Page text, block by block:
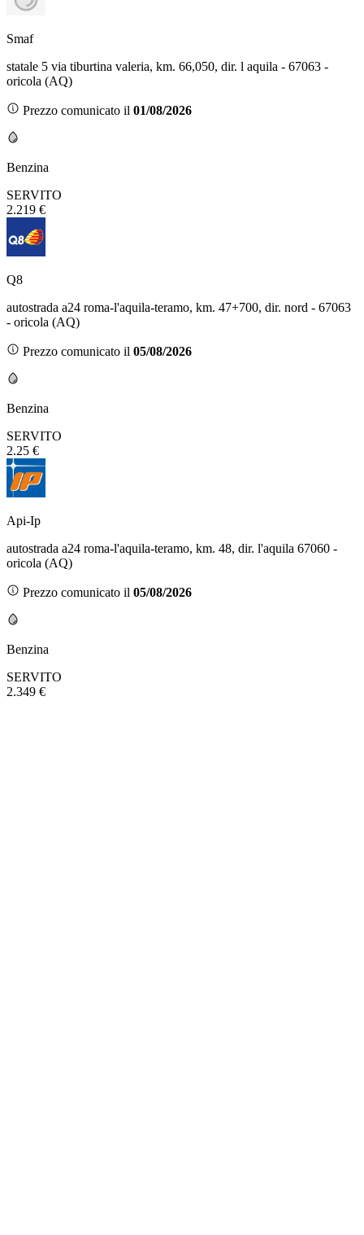
Smaf
statale 5 via tiburtina valeria, km. 66,050, dir. l aquila - 67063 -
oricola (AQ)
Prezzo comunicato il 01/08/2026
Benzina
SERVITO
2.219 €
Q8
autostrada a24 roma-l'aquila-teramo, km. 47+700, dir. nord - 67063
- oricola (AQ)
Prezzo comunicato il 05/08/2026
Benzina
SERVITO
2.25 €
Api-Ip
autostrada a24 roma-l'aquila-teramo, km. 48, dir. l'aquila 67060 -
oricola (AQ)
Prezzo comunicato il 05/08/2026
Benzina
SERVITO
2.349 €